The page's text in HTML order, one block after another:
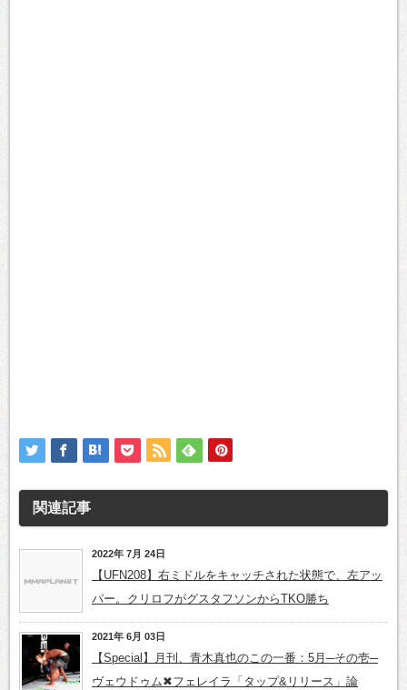
関連記事
2022年 7月 24日
【UFN208】右ミドルをキャッチされた状態で、左アッ
パー。クリロフがグスタフソンからTKO勝ち
2021年 6月 03日
【Special】月刊、青木真也のこの一番：5月─その壱─
ヴェウドゥム✖フェレイラ「タップ&リリース」論